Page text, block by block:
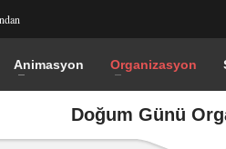
Animasyon Organizasyon
Doğum Günü